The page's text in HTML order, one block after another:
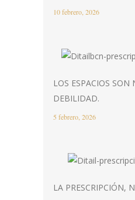
10 febrero, 2026
LOS ESPACIOS SON
DEBILIDAD.
5 febrero, 2026
LA PRESCRIPCIÓN,